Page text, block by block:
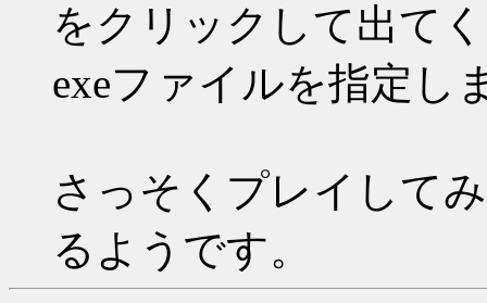
をクリックして出て
exeファイルを指定し
さっそくプレイして
るようです。